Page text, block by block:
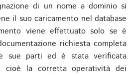
di un nome a dominio si
il suo caricamento nel database
viene effettuato solo se è
richiesta completa
parti ed è stata verificata
cioè la corretta operatività dei